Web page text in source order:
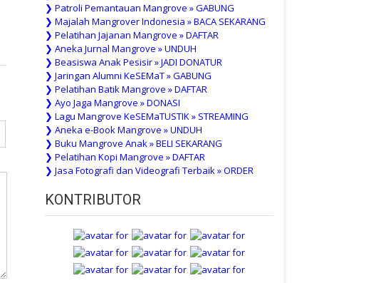
❯ Patroli Pemantauan Mangrove » GABUNG
❯ Majalah Mangrover Indonesia » BACA SEKARANG
❯ Pelatihan Jajanan Mangrove » DAFTAR
❯ Aneka Jurnal Mangrove » UNDUH
❯ Beasiswa Anak Pesisir » JADI DONATUR
❯ Jaringan Alumni KeSEMaT » GABUNG
❯ Pelatihan Batik Mangrove » DAFTAR
❯ Ayo Jaga Mangrove » DONASI
❯ Lagu Mangrove KeSEMaTUSTIK » STREAMING
❯ Aneka e-Book Mangrove » UNDUH
❯ Buku Mangrove Anak » BELI SEKARANG
❯ Pelatihan Kopi Mangrove » DAFTAR
❯ Jasa Fotografi dan Videografi Terbaik » ORDER
KONTRIBUTOR